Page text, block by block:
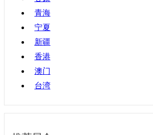
青海
宁夏
新疆
香港
澳门
台湾